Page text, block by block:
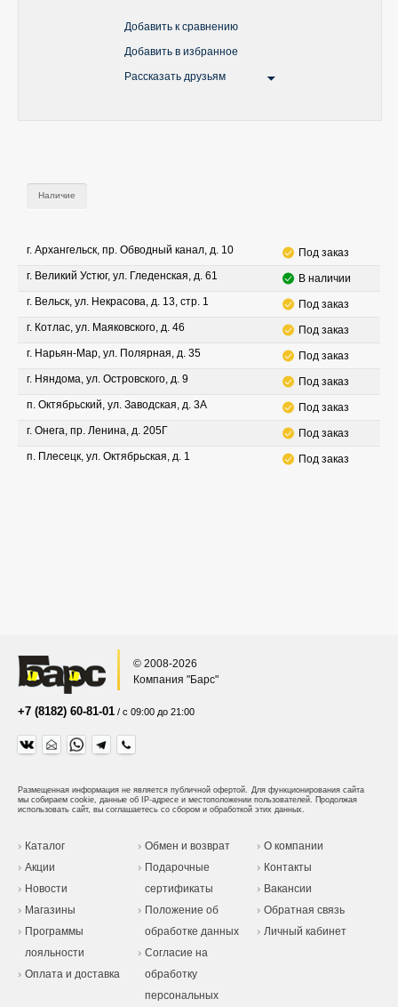
Добавить к сравнению
Добавить в избранное
Рассказать друзьям
Наличие
г. Архангельск, пр. Обводный канал, д. 10
Под заказ
г. Великий Устюг, ул. Гледенская, д. 61
В наличии
г. Вельск, ул. Некрасова, д. 13, стр. 1
Под заказ
г. Котлас, ул. Маяковского, д. 46
Под заказ
г. Нарьян-Мар, ул. Полярная, д. 35
Под заказ
г. Няндома, ул. Островского, д. 9
Под заказ
п. Октябрьский, ул. Заводская, д. 3А
Под заказ
г. Онега, пр. Ленина, д. 205Г
Под заказ
п. Плесецк, ул. Октябрьская, д. 1
Под заказ
© 2008-2026
Компания "Барс"
+7 (8182) 60-81-01 / с 09:00 до 21:00
Размещенная информация не является публичной офертой. Для функционирования сайта
мы собираем cookie, данные об IP-адресе и местоположении пользователей. Продолжая
использовать сайт, вы соглашаетесь со сбором и обработкой этих данных.
Каталог
Акции
Новости
Магазины
Программы
лояльности
Оплата и доставка
Обмен и возврат
Подарочные
сертификаты
Положение об
обработке данных
Согласие на
обработку
персональных
О компании
Контакты
Вакансии
Обратная связь
Личный кабинет